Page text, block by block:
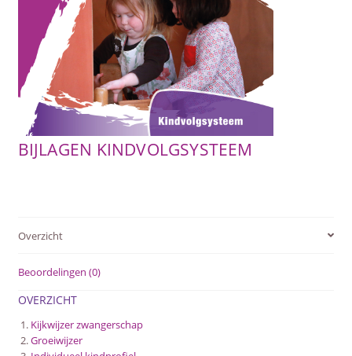
AFSTANDSONDERWIJS
ACTUEEL
WEBWINKEL
BIJLAGEN KINDVOLGSYSTEEM
Overzicht
Beoordelingen (0)
OVERZICHT
Kijkwijzer zwangerschap
Groeiwijzer